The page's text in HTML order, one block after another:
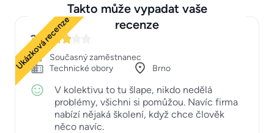
Takto může vypadat vaše
recenze
Ukázková recenze
3
Současný zaměstnanec
Technické obory
Brno
V kolektivu to tu šlape, nikdo nedělá
problémy, všichni si pomůžou. Navíc firma
nabízí nějaká školení, když chce člověk
něco navíc.